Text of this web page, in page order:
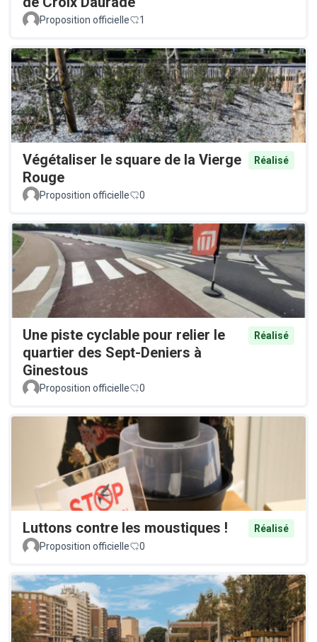
Proposition officielle 1
Végétaliser le square de la Vierge
Rouge
Réalisé
Proposition officielle 0
Une piste cyclable pour relier le
quartier des Sept-Deniers à
Ginestous
Réalisé
Proposition officielle 0
Luttons contre les moustiques !
Réalisé
Proposition officielle
0